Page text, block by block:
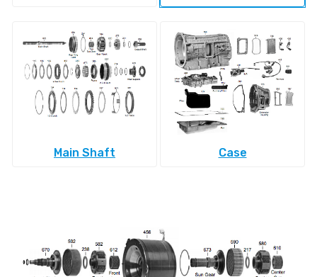
Main Shaft Case